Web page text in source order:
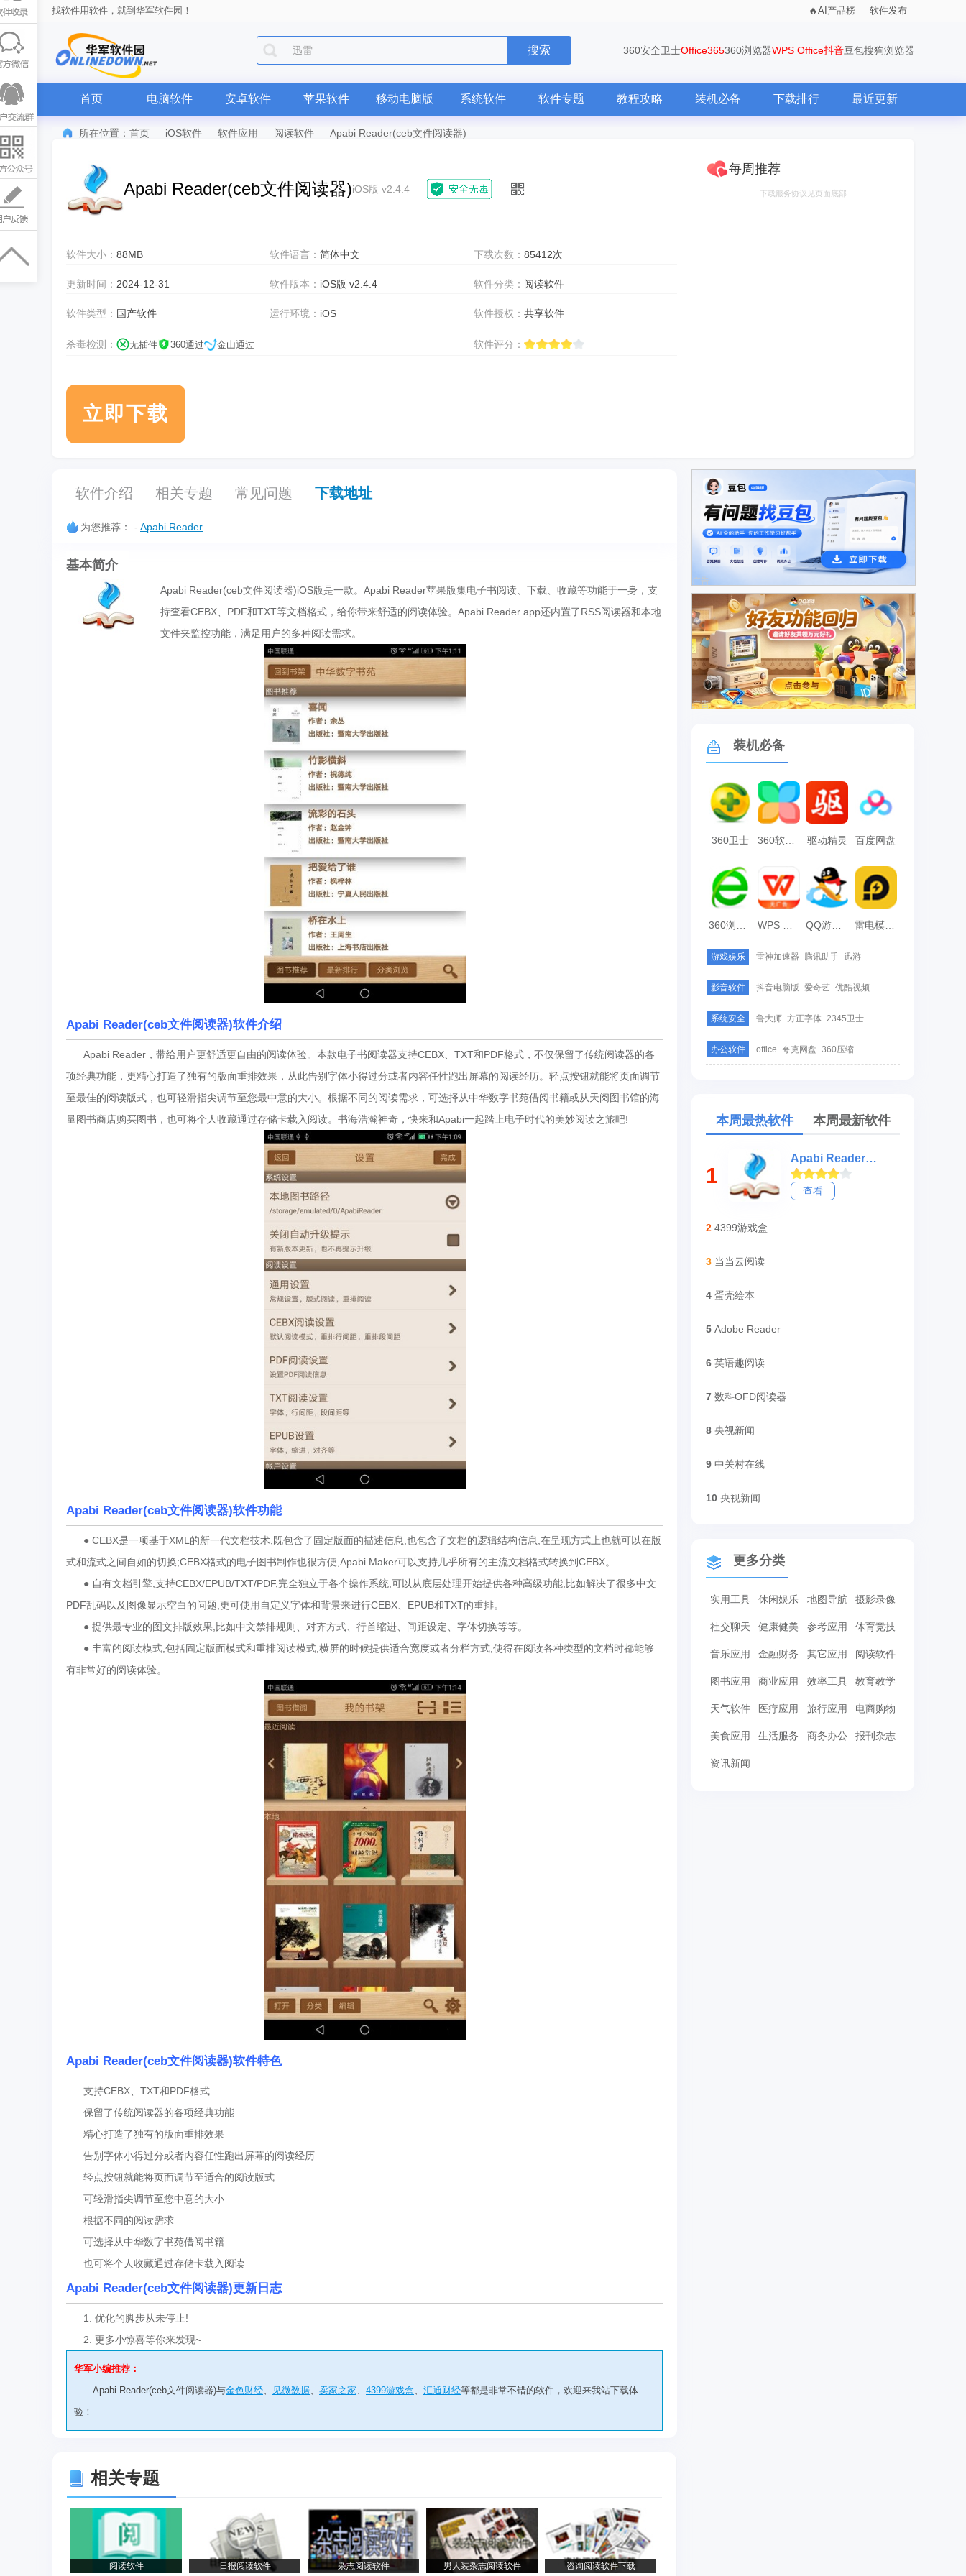
找软件用软件，就到华军软件园！ AI产品榜 软件发布
迅雷 搜索 360安全卫士Office365360浏览器WPS Office抖音豆包搜狗浏览器
首页 电脑软件 安卓软件 苹果软件 移动电脑版 系统软件 软件专题 教程攻略 装机必备 下载排行 最近更新
所在位置： 首页 — iOS软件 — 软件应用 — 阅读软件 — Apabi Reader(ceb文件阅读器)
Apabi Reader(ceb文件阅读器)iOS版 v2.4.4
软件大小： 88MB 软件语言：简体中文 下载次数： 85412次
更新时间： 2024-12-31 软件版本： iOS版 v2.4.4 软件分类： 阅读软件
软件类型： 国产软件 运行环境： iOS 软件授权： 共享软件
杀毒检测： 无插件 360通过 金山通过 软件评分：
立即下载
每周推荐
下载服务协议见页面底部
软件介绍 相关专题 常见问题 下载地址
为您推荐： - Apabi Reader
基本简介
Apabi Reader(ceb文件阅读器)iOS版是一款。Apabi Reader苹果版集电子书阅读、下载、收藏等功能于一身，支
持查看CEBX、PDF和TXT等文档格式，给你带来舒适的阅读体验。Apabi Reader app还内置了RSS阅读器和本地
文件夹监控功能，满足用户的多种阅读需求。
Apabi Reader(ceb文件阅读器)软件介绍
Apabi Reader，带给用户更舒适更自由的阅读体验。本款电子书阅读器支持CEBX、TXT和PDF格式，不仅保留了传统阅读器的各
项经典功能，更精心打造了独有的版面重排效果，从此告别字体小得过分或者内容任性跑出屏幕的阅读经历。轻点按钮就能将页面调节
至最佳的阅读版式，也可轻滑指尖调节至您最中意的大小。根据不同的阅读需求，可选择从中华数字书苑借阅书籍或从天阅图书馆的海
量图书商店购买图书，也可将个人收藏通过存储卡载入阅读。书海浩瀚神奇，快来和Apabi一起踏上电子时代的美妙阅读之旅吧!
Apabi Reader(ceb文件阅读器)软件功能
● CEBX是一项基于XML的新一代文档技术,既包含了固定版面的描述信息,也包含了文档的逻辑结构信息,在呈现方式上也就可以在版
式和流式之间自如的切换;CEBX格式的电子图书制作也很方便,Apabi Maker可以支持几乎所有的主流文档格式转换到CEBX。
● 自有文档引擎,支持CEBX/EPUB/TXT/PDF,完全独立于各个操作系统,可以从底层处理开始提供各种高级功能,比如解决了很多中文
PDF乱码以及图像显示空白的问题,更可使用自定义字体和背景来进行CEBX、EPUB和TXT的重排。
● 提供最专业的图文排版效果,比如中文禁排规则、对齐方式、行首缩进、间距设定、字体切换等等。
● 丰富的阅读模式,包括固定版面模式和重排阅读模式,横屏的时候提供适合宽度或者分栏方式,使得在阅读各种类型的文档时都能够
有非常好的阅读体验。
Apabi Reader(ceb文件阅读器)软件特色
支持CEBX、TXT和PDF格式
保留了传统阅读器的各项经典功能
精心打造了独有的版面重排效果
告别字体小得过分或者内容任性跑出屏幕的阅读经历
轻点按钮就能将页面调节至适合的阅读版式
可轻滑指尖调节至您中意的大小
根据不同的阅读需求
可选择从中华数字书苑借阅书籍
也可将个人收藏通过存储卡载入阅读
Apabi Reader(ceb文件阅读器)更新日志
1. 优化的脚步从未停止!
2. 更多小惊喜等你来发现~
华军小编推荐：
Apabi Reader(ceb文件阅读器)与金色财经、 见微数据、 卖家之家、 4399游戏盒、 汇通财经等都是非常不错的软件，欢迎来我站下载体
验！
相关专题
阅读软件 日报阅读软件 杂志阅读软件 男人装杂志阅读软件 咨询阅读软件下载
广告
广告
装机必备
360卫士 360软件管家 驱动精灵 百度网盘
雷电模拟器
游戏娱乐 雷神加速器 腾讯助手 迅游
影音软件 抖音电脑版 爱奇艺 优酷视频
系统安全 鲁大师 方正字体 2345卫士
办公软件 office 夸克网盘 360压缩
本周最热软件 本周最新软件
1
Apabi Reader(ceb文件阅读器)
查看
2 4399游戏盒
3 当当云阅读
4 蛋壳绘本
5 Adobe Reader
6 英语趣阅读
7 数科OFD阅读器
8 央视新闻
9 中关村在线
10 央视新闻
更多分类
实用工具 休闲娱乐 地图导航 摄影录像
社交聊天 健康健美 参考应用 体育竞技
音乐应用 金融财务 其它应用 阅读软件
图书应用 商业应用 效率工具 教育教学
天气软件 医疗应用 旅行应用 电商购物
美食应用 生活服务 商务办公 报刊杂志
资讯新闻